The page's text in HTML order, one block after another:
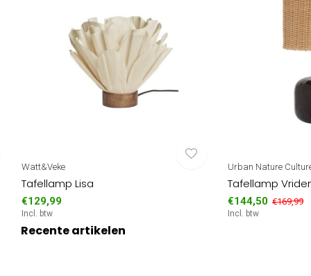
Watt&Veke
Tafellamp Lisa
€129,99
Incl. btw
Urban Nature
Tafellamp
€144,50 €169,99
Incl. btw
Recente artikelen